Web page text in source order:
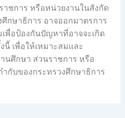
ชการ หรือหน่วยงานในสังกัด
กษาธิการ อาจออกมาตรการ
พื่อป้องกันปัญหาที่อาจจะเกิด
เพื่อให้เหมาะสมและ
นศึกษา ส่วนราชการ หรือ
กับของกระทรวงศึกษาธิการ